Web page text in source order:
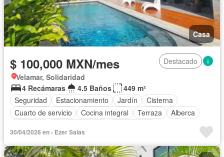
Casa
$ 100,000 MXN/mes
Destacado
Velamar, Solidaridad
4 Recámaras
4.5 Baños
449 m²
Seguridad
Estacionamiento Jardín
Cisterna
Cuarto de servicio
Cocina integral Terraza
Alberca
Cocina equipada
Internet
Electricidad
Gas natural
Cancha de tenis
30/04/2026 en - Ezer Salas